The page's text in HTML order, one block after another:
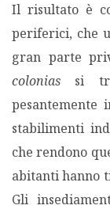
Il risultato è
periferici, che
gran parte
colonias si
pesantemente
stabilimenti
che rendono
abitanti hanno
Gli